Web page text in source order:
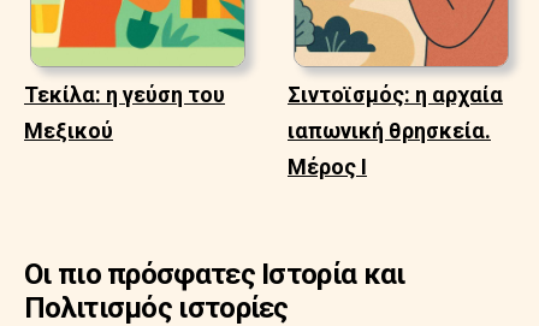
Τεκίλα: η γεύση του
Μεξικού
Σιντοϊσμός: η αρχαία
ιαπωνική θρησκεία.
Μέρος Ι
Οι πιο πρόσφατες Ιστορία και
Πολιτισμός ιστορίες